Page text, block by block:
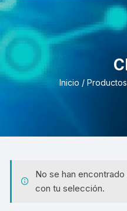
Inicio /
No se han
con tu selección.